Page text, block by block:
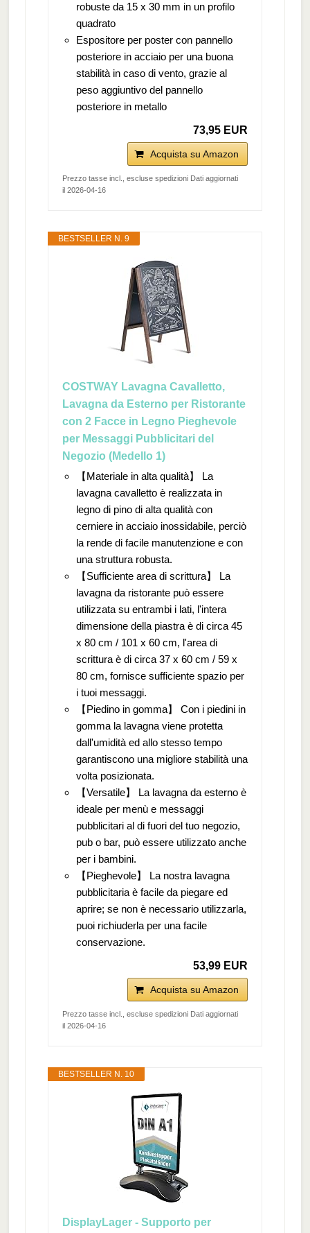
robuste da 15 x 30 mm in un profilo
quadrato
Espositore per poster con pannello
posteriore in acciaio per una buona
stabilità in caso di vento, grazie al
peso aggiuntivo del pannello
posteriore in metallo
73,95 EUR
Acquista su Amazon
Prezzo tasse incl., escluse spedizioni Dati aggiornati
il 2026-04-16
BESTSELLER N. 9
COSTWAY Lavagna Cavalletto,
Lavagna da Esterno per Ristorante
con 2 Facce in Legno Pieghevole
per Messaggi Pubblicitari del
Negozio (Medello 1)
【Materiale in alta qualità】 La
lavagna cavalletto è realizzata in
legno di pino di alta qualità con
cerniere in acciaio inossidabile, perciò
la rende di facile manutenzione e con
una struttura robusta.
【Sufficiente area di scrittura】 La
lavagna da ristorante può essere
utilizzata su entrambi i lati, l'intera
dimensione della piastra è di circa 45
x 80 cm / 101 x 60 cm, l'area di
scrittura è di circa 37 x 60 cm / 59 x
80 cm, fornisce sufficiente spazio per
i tuoi messaggi.
【Piedino in gomma】 Con i piedini in
gomma la lavagna viene protetta
dall'umidità ed allo stesso tempo
garantiscono una migliore stabilità una
volta posizionata.
【Versatile】 La lavagna da esterno è
ideale per menù e messaggi
pubblicitari al di fuori del tuo negozio,
pub o bar, può essere utilizzato anche
per i bambini.
【Pieghevole】 La nostra lavagna
pubblicitaria è facile da piegare ed
aprire; se non è necessario utilizzarla,
puoi richiuderla per una facile
conservazione.
53,99 EUR
Acquista su Amazon
Prezzo tasse incl., escluse spedizioni Dati aggiornati
il 2026-04-16
BESTSELLER N. 10
DisplayLager - Supporto per